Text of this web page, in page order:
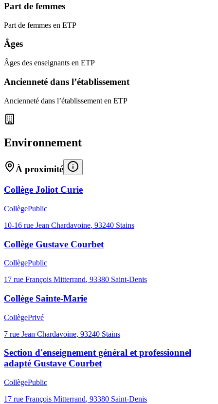
Part de femmes
Part de femmes en ETP
Âges
Âges des enseignants en ETP
Ancienneté dans l’établissement
Ancienneté dans l’établissement en ETP
Environnement
À proximité
Collège Joliot Curie
CollègePublic
10-16 rue Jean Chardavoine, 93240 Stains
Collège Gustave Courbet
CollègePublic
17 rue François Mitterrand, 93380 Saint-Denis
Collège Sainte-Marie
CollègePrivé
7 rue Jean Chardavoine, 93240 Stains
Section d'enseignement général et professionnel
adapté Gustave Courbet
CollègePublic
17 rue François Mitterrand, 93380 Saint-Denis